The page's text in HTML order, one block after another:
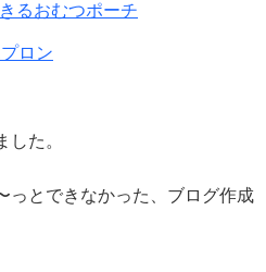
るおむつポーチ
ロン
た。
っとできなかった、ブログ作成